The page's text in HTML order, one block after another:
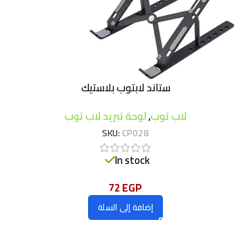
ستاند لابتوب بلاستيك
لاب توب,لوحة تبريد لاب توب
SKU:CP028
In stock
72EGP
إضافة إلى السلة